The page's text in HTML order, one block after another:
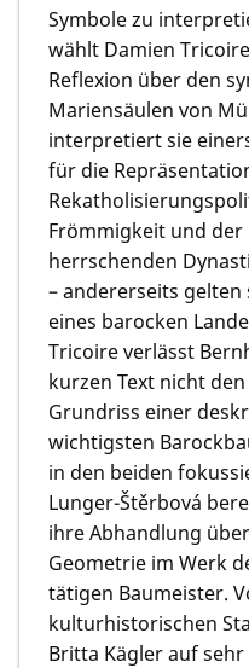
Symbole zu
wählt Damien
Reflexion über den
Mariensäulen von
interpretiert sie
für die
Frömmigkeit und
herrschenden
– andererseits
eines barocken
Tricoire verlässt
kurzen Text nicht
Grundriss einer
wichtigsten
in den beiden
Lunger-Štěrbová
ihre Abhandlung
Geometrie im Werk
tätigen Baumeister.
kulturhistorischen
Britta Kägler auf